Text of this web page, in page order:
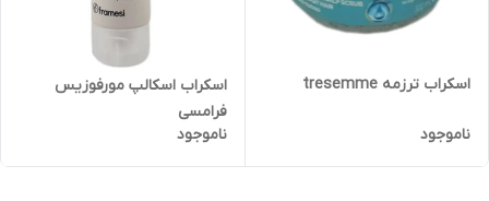
اسکراب ترزمه tresemme
ناموجود
اسکراب اسکالپ مورفوزیس
فرامسی
ناموجود